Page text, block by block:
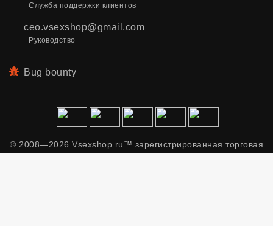
Служба поддержки клиентов
ceo.vsexshop@gmail.com
Руководство
Bug bounty
© 2008—2026 Vsexshop.ru™ зарегистрированная торговая